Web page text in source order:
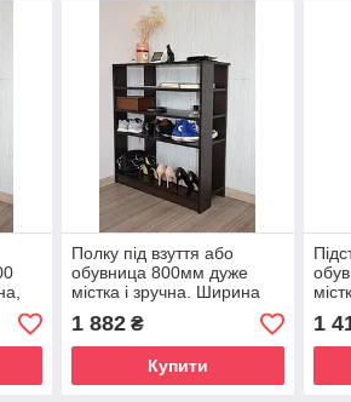
Полку під взуття або
обувница 800мм дуже
містка і зручна. Ширина
800 мм. 16 пар взуття
1 882₴
Купити
400
1